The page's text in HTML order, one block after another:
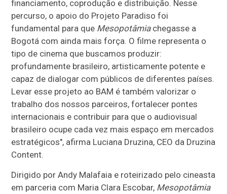
financiamento, coprodução e distribuição. Nesse
percurso, o apoio do Projeto Paradiso foi
fundamental para que Mesopotâmiachegasse a
Bogotá com ainda mais força. O filme representa o
tipo de cinema que buscamos produzir:
profundamente brasileiro, artisticamente potente e
capaz de dialogar com públicos de diferentes países.
Levar esse projeto ao BAM é também valorizar o
trabalho dos nossos parceiros, fortalecer pontes
internacionais e contribuir para que o audiovisual
brasileiro ocupe cada vez mais espaço em mercados
estratégicos", afirma Luciana Druzina, CEO da Druzina
Content.
Dirigido por Andy Malafaia e roteirizado pelo cineasta
em parceria com Maria Clara Escobar, Mesopotâmia